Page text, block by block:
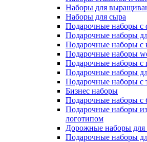
Наборы для
Наборы для сыра
Подарочные наборы с
Подарочные наборы
Подарочные наборы с
Подарочные наборы
Подарочные наборы с
Подарочные наборы
Подарочные наборы с
Бизнес наборы
Подарочные наборы с
Подарочные наборы
логотипом
Дорожные наборы для
Подарочные наборы